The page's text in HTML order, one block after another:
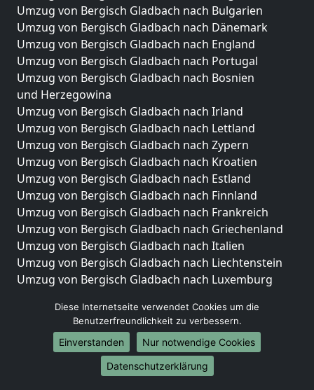
Umzug von Bergisch Gladbach nach Bulgarien
Umzug von Bergisch Gladbach nach Dänemark
Umzug von Bergisch Gladbach nach England
Umzug von Bergisch Gladbach nach Portugal
Umzug von Bergisch Gladbach nach Bosnien
und Herzegowina
Umzug von Bergisch Gladbach nach Irland
Umzug von Bergisch Gladbach nach Lettland
Umzug von Bergisch Gladbach nach Zypern
Umzug von Bergisch Gladbach nach Kroatien
Umzug von Bergisch Gladbach nach Estland
Umzug von Bergisch Gladbach nach Finnland
Umzug von Bergisch Gladbach nach Frankreich
Umzug von Bergisch Gladbach nach Griechenland
Umzug von Bergisch Gladbach nach Italien
Umzug von Bergisch Gladbach nach Liechtenstein
Umzug von Bergisch Gladbach nach Luxemburg
Umzug von Bergisch Gladbach nach Norwegen
Umzüge-Deutschlandweit
Umzug von Bergisch Gladbach nach Berlin
Umzug von Bergisch Gladbach nach Hamburg
Diese Internetseite verwendet Cookies um die
Benutzerfreundlichkeit zu verbessern.
Einverstanden
Nur notwendige Cookies
Datenschutzerklärung